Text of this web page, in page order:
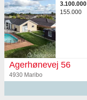
3.100.000
155.000
Agerhønevej 56
4930 Maribo